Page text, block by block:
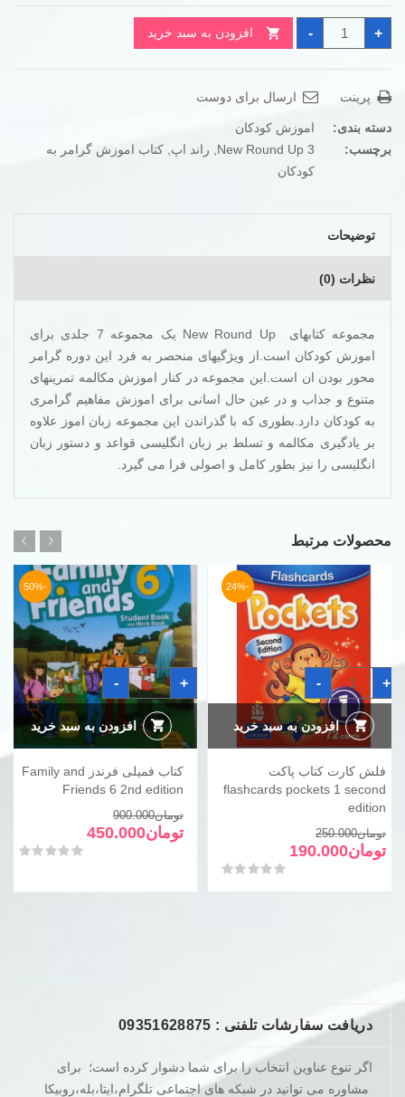
-
کتاب
New
Round
3
+ افزودن به سبد خرید
پرینت ارسال برای دوست
دسته بندی:
اموزش کودکان
برچسب:
New Round Up 3
, راند اپ, کتاب اموزش گرامر به
کودکان
توضیحات
نظرات (0)
مجموعه کتابهای New Round Up یک مجموعه 7 جلدی برای
اموزش کودکان است.از ویژگیهای منحصر به فرد این دوره گرامر
محور بودن ان است.این مجموعه در کنار اموزش مکالمه تمرینهای
متنوع و جذاب و در عین حال اسانی برای اموزش مفاهیم گرامری
به کودکان دارد.بطوری که با گذراندن این مجموعه زبان اموز علاوه
بر یادگیری مکالمه و تسلط بر زبان انگلیسی قواعد و دستور زبان
انگلیسی را نیز بطور کامل و اصولی فرا می گیرد.
محصولات مرتبط
-24%
-
فلش
کارت
کتاب
پاکت
flashcards
pockets
1
edition
عدد
+
افزودن به سبد خرید
فلش کارت کتاب پاکت
flashcards pockets 1 second
edition
تومان250.000قیمت
اصلی
تومان250.000
تومان190.000
قیمت
فعلی
تومان190.000
امتیاز0از 5
-50%
-
کتاب
فمیلی
فرندز
Family
and
Friends
6
edition
عدد
+
افزودن به سبد خرید
کتاب فمیلی فرندز Family and
Friends 6 2nd edition
تومان900.000قیمت
اصلی
تومان900.000
تومان450.000
قیمت
فعلی
تومان450.000
امتیاز0از 5
دریافت سفارشات تلفنی : 09351628875
اگر تنوع عناوین انتخاب را برای شما دشوار کرده است؛ برای
مشاوره می توانید در شبکه های اجتماعی تلگرام،ایتا،بله،روبیکا